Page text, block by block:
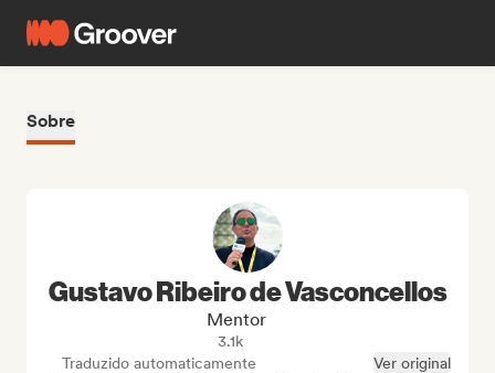
Sobre
Gustavo Ribeiro de Vasconcellos
Mentor
3.1k
Traduzido automaticamente
Ver original